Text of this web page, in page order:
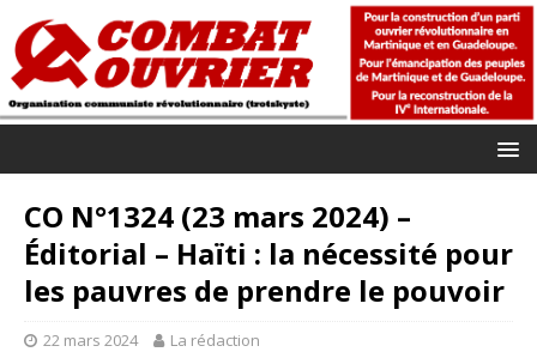
CO N°1324 (23 mars 2024) –
Éditorial – Haïti : la nécessité pour
les pauvres de prendre le pouvoir
22 mars 2024 La rédaction